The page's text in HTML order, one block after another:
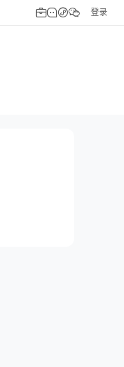
登录